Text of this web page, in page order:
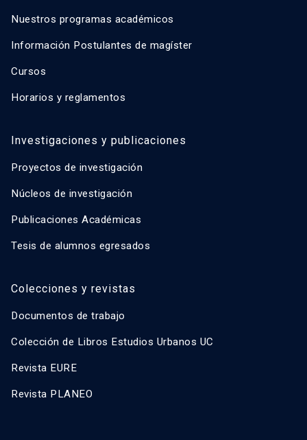
Nuestros programas académicos
Información Postulantes de magíster
Cursos
Horarios y reglamentos
Investigaciones y publicaciones
Proyectos de investigación
Núcleos de investigación
Publicaciones Académicas
Tesis de alumnos egresados
Colecciones y revistas
Documentos de trabajo
Colección de Libros Estudios Urbanos UC
Revista EURE
Revista PLANEO